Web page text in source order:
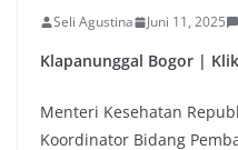
Seli Agustina Juni 11, 2025
Klapanunggal Bogor |
Menteri Kesehatan
Koordinator Bidang